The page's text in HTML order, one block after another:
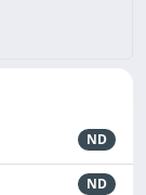
ND
ND